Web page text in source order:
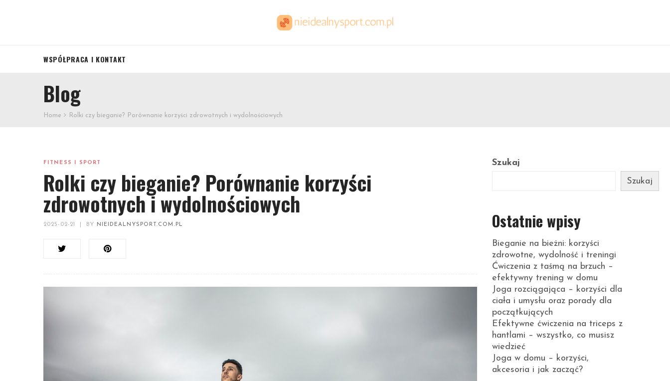
WSPÓŁPRACA I KONTAKT
Blog
Home Rolki czy bieganie? Porównanie korzyści zdrowotnych i wydolnościowych
FITNESS I SPORT
Rolki czy bieganie? Porównanie korzyści
zdrowotnych i wydolnościowych
2025-02-21 BY NIEIDEALNYSPORT.COM.PL
Szukaj
Szukaj
Ostatnie wpisy
Bieganie na bieżni: korzyści
zdrowotne, wydolność i treningi
Ćwiczenia z taśmą na brzuch –
efektywny trening w domu
Joga rozciągająca – korzyści dla
ciała i umysłu oraz porady dla
początkujących
Efektywne ćwiczenia na triceps z
hantlami – wszystko, co musisz
wiedzieć
Joga w domu – korzyści,
akcesoria i jak zacząć?